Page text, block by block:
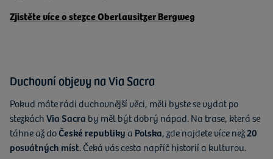
Zjistěte více o stezce Oberlausitzer Bergweg
Duchovní objevy na Via Sacra
Pokud máte rádi duchovnější věci, měli byste se vydat po
stezkáchVia Sacra by měl být dobrý nápad. Na trase, která se
táhne až doČeské republikya Polska, zde najdete více než20
posvátných míst. Čeká vás cesta napříč historií a kulturou.